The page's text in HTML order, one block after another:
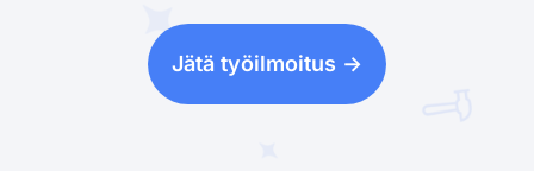
Jätä työilmoitus ->